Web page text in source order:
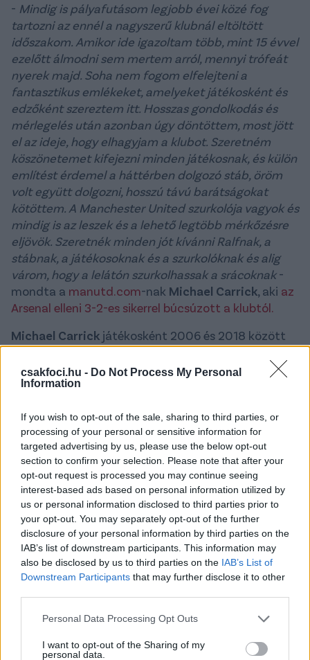
csakfoci.hu - Do Not Process My Personal
Information
If you wish to opt-out of the sale, sharing to third parties, or
processing of your personal or sensitive information for
targeted advertising by us, please use the below opt-out
section to confirm your selection. Please note that after your
opt-out request is processed you may continue seeing
interest-based ads based on personal information utilized by
us or personal information disclosed to third parties prior to
your opt-out. You may separately opt-out of the further
disclosure of your personal information by third parties on the
IAB’s list of downstream participants. This information may
also be disclosed by us to third parties on the IAB’s List of
Downstream Participants that may further disclose it to other
Please note that this website/app uses one or more Google
not limited to your visit or usage behaviour. You may click to
Personal Data Processing Opt Outs
I want to opt-out of the Sharing of my
personal data.
- Mindig is pályafutásom legjobb évei közé fog
tartozni az ennél a nagyszerű klubnál eltöltött
időszakom. Amikor ide igazoltam több, mint 15 évvel
ezelőtt álmodni sem mertem arról, mennyi trófeát
nyerek majd. Soha nem fogom elfelejteni a
fantasztikus emlékeket, amelyeket játékosként és
edzőként szereztem itt. Hosszas gondolkodás és
mérlegelés után azonban úgy döntöttem, most jött
el az ideje, hogy elhagyjam a klubot. Szeretném
köszönetemet kifejezni minden játékosnak, és külön
említést érdemel a háttérben dolgozó stáb, öröm
volt együtt dolgozni, hosszú távú barátságokat
kötöttem. A Manchester United szurkolója vagyok és
mindig is az leszek és a lehető legtöbb mérkőzésre
eljövök. Szeretnék minden jót kívánni Ralfnak, a
stábnak, a játékosoknak és a szurkolóknak és alig
várom, hogy a lelátón szurkolhassak a srácoknak-
mondta a manutd.com-nak Michael Carrick, aki az
Arsenal elleni 3-2-es sikerrel búcsúzott a klubtól.
Michael Carrick játékosként 2006 és 2018 között
összesen 464 mérkőzésen lépett pályára a
Manchester United színeiben: 5 Premier League-
címet, 2 Angol Ligakupát, 1 FA-kupát, Bajnokok
Visszavonulása után 2018-ban csatlakozott az
akkor még José Mourinho által irányított edzői
stábhoz.Ole Gunnar Solskjaer menesztése után
három meccsen irányította a csapatot megbízott
menedzserként.
https://www.instagram.com/p/CW_58u9IkH9/
A Manchester Unitedhétfőn jelentette be, hogy a
szezon végéig Ralf Rangnick lesz a csapat
menedzsere. Az idény szezon végéig szerződtetett
sajtónak, majd vasárnap a Crystal Palace elleni
bajnokin ül le először a kispadra.